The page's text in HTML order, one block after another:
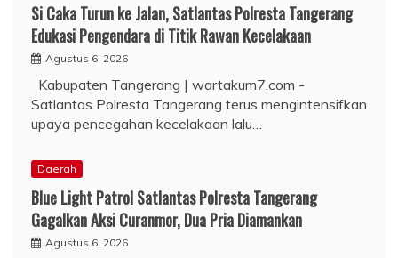
Si Caka Turun ke Jalan, Satlantas Polresta Tangerang
Edukasi Pengendara di Titik Rawan Kecelakaan
Agustus 6, 2026
Kabupaten Tangerang | wartakum7.com -
Satlantas Polresta Tangerang terus mengintensifkan
upaya pencegahan kecelakaan lalu…
Daerah
Blue Light Patrol Satlantas Polresta Tangerang
Gagalkan Aksi Curanmor, Dua Pria Diamankan
Agustus 6, 2026